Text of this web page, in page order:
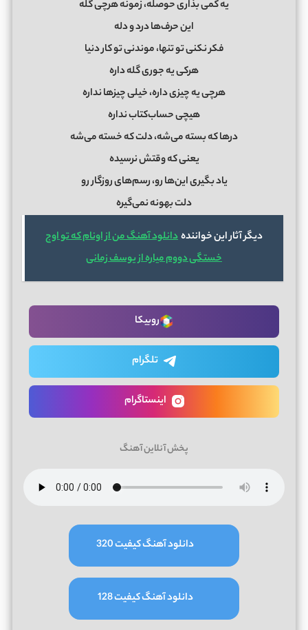
یه کمی بذاری حوصله، زمونه هرچی گله
این حرف‌ها درد و دله
فکر نکنی تو تنها، موندنی تو کار دنیا
هرکی یه جوری گله داره
هرچی یه چیزی داره، خیلی چیزها نداره
هیچی حساب‌کتاب نداره
درها که بسته می‌شه، دلت که خسته می‌شه
یعنی که وقتش نرسیده
یاد بگیری این‌ها رو، رسم‌های روزگار رو
دلت بهونه نمی‌گیره
دیگر آثار این خوانندهدانلود آهنگ من از اونام که تو اوج
خستگی دووم میاره از یوسف زمانی
روبیکا
تلگرام
اینستاگرام
پخش آنلاین آهنگ
دانلود آهنگ کیفیت 320
دانلود آهنگ کیفیت 128